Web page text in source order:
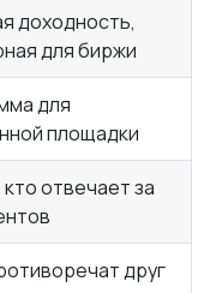
доходность,
для биржи
для
площадки
отвечает за
друг